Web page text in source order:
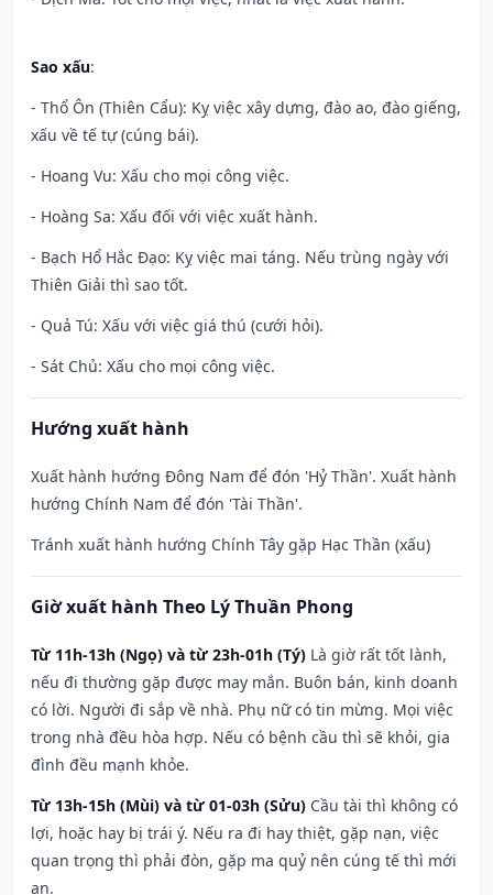
Sao xấu:
- Thổ Ôn (Thiên Cẩu): Kỵ việc xây dựng, đào ao, đào giếng,
xấu về tế tự (cúng bái).
- Hoang Vu: Xấu cho mọi công việc.
- Hoàng Sa: Xấu đối với việc xuất hành.
- Bạch Hổ Hắc Đạo: Kỵ việc mai táng. Nếu trùng ngày với
Thiên Giải thì sao tốt.
- Quả Tú: Xấu với việc giá thú (cưới hỏi).
- Sát Chủ: Xấu cho mọi công việc.
Hướng xuất hành
Xuất hành hướng Đông Nam để đón 'Hỷ Thần'. Xuất hành
hướng Chính Nam để đón 'Tài Thần'.
Tránh xuất hành hướng Chính Tây gặp Hạc Thần (xấu)
Giờ xuất hành Theo Lý Thuần Phong
Từ 11h-13h (Ngọ) và từ 23h-01h (Tý) Là giờ rất tốt lành,
nếu đi thường gặp được may mắn. Buôn bán, kinh doanh
có lời. Người đi sắp về nhà. Phụ nữ có tin mừng. Mọi việc
trong nhà đều hòa hợp. Nếu có bệnh cầu thì sẽ khỏi, gia
đình đều mạnh khỏe.
Từ 13h-15h (Mùi) và từ 01-03h (Sửu) Cầu tài thì không có
lợi, hoặc hay bị trái ý. Nếu ra đi hay thiệt, gặp nạn, việc
quan trọng thì phải đòn, gặp ma quỷ nên cúng tế thì mới
an.